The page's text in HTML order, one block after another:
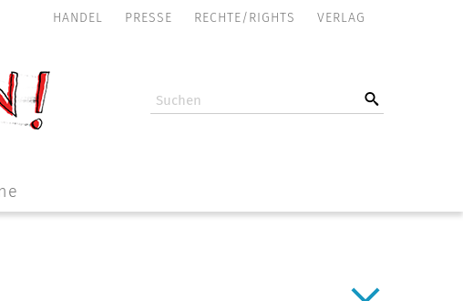
NAVIGATION
HANDEL PRESSE RECHTE/RIGHTS VERLAG